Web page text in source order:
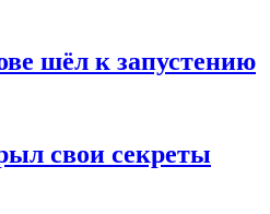
шёл к запустению
свои секреты